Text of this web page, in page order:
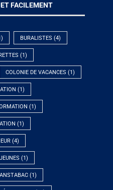
FACILEMENT
BURALISTES (4)
(1)
COLONIE DE VACANCES (1)
(1)
(1)
(1)
(4)
JEUNES (1)
(1)